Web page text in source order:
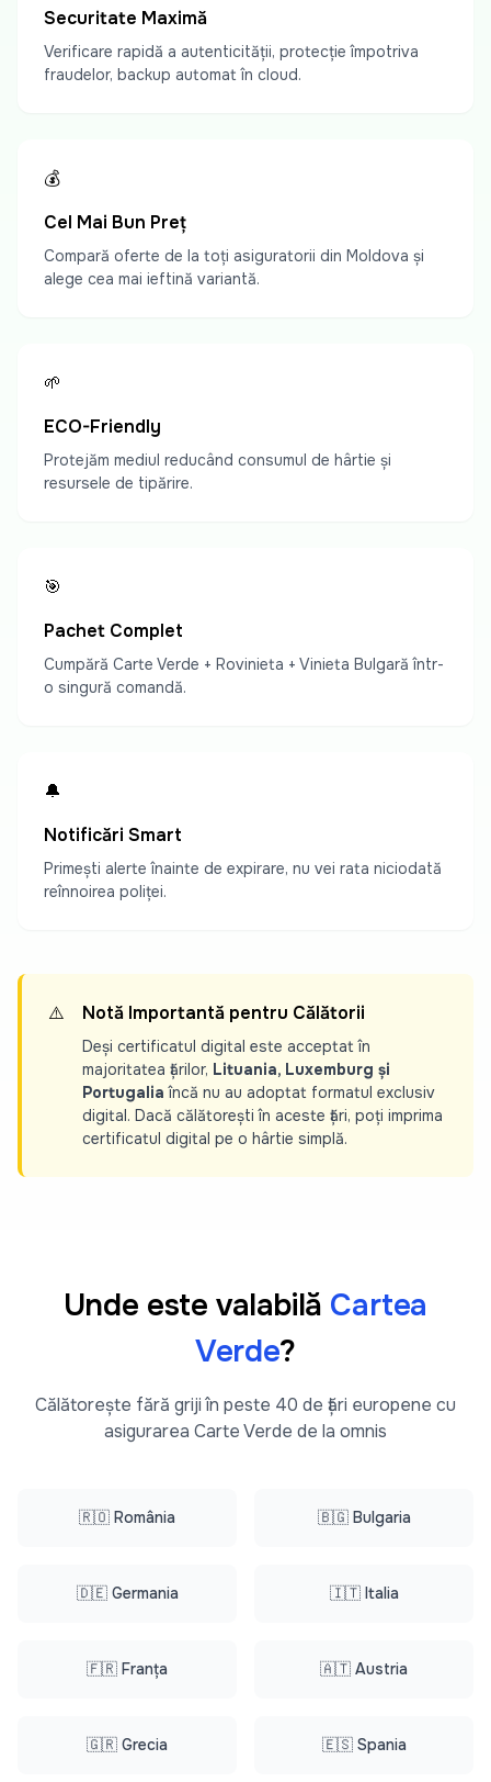
Securitate Maximă
Verificare rapidă a autenticității, protecție împotriva
fraudelor, backup automat în cloud.
💰
Cel Mai Bun Preț
Compară oferte de la toți asiguratorii din Moldova și
alege cea mai ieftină variantă.
🌱
ECO-Friendly
Protejăm mediul reducând consumul de hârtie și
resursele de tipărire.
🎯
Pachet Complet
Cumpără Carte Verde + Rovinieta + Vinieta Bulgară într-
o singură comandă.
🔔
Notificări Smart
Primești alerte înainte de expirare, nu vei rata niciodată
reînnoirea poliței.
⚠️ Notă Importantă pentru Călătorii
Deși certificatul digital este acceptat în
majoritatea țărilor, Lituania, Luxemburg și
Portugalia încă nu au adoptat formatul exclusiv
digital. Dacă călătorești în aceste țări, poți imprima
certificatul digital pe o hârtie simplă.
Unde este valabilă Cartea
Verde?
Călătorește fără griji în peste 40 de țări europene cu
asigurarea Carte Verde de la omnis
🇷🇴 România 🇧🇬 Bulgaria
🇩🇪 Germania 🇮🇹 Italia
🇫🇷 Franța 🇦🇹 Austria
🇬🇷 Grecia 🇪🇸 Spania